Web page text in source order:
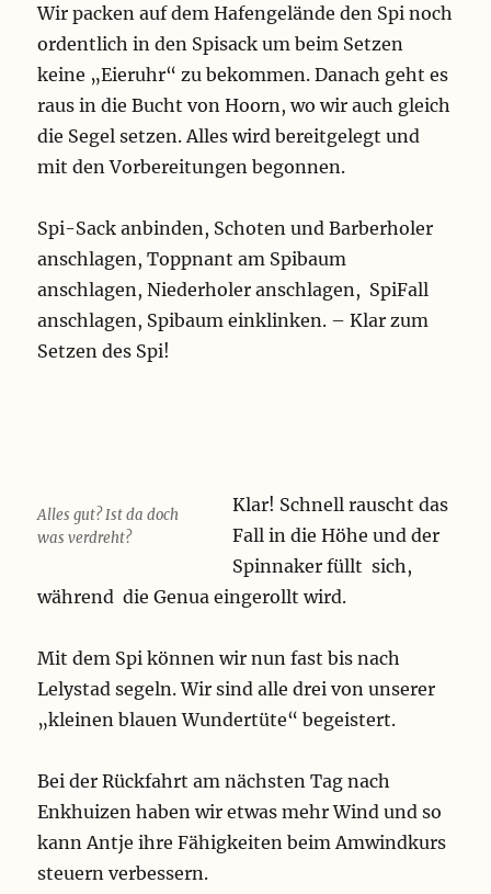
Wir packen auf dem Hafengelände den Spi noch
ordentlich in den Spisack um beim Setzen
keine „Eieruhr“ zu bekommen. Danach geht es
raus in die Bucht von Hoorn, wo wir auch gleich
die Segel setzen. Alles wird bereitgelegt und
mit den Vorbereitungen begonnen.
Spi-Sack anbinden, Schoten und Barberholer
anschlagen, Toppnant am Spibaum
anschlagen, Niederholer anschlagen, SpiFall
anschlagen, Spibaum einklinken. – Klar zum
Setzen des Spi!
Alles gut? Ist da doch
was verdreht?
Klar! Schnell rauscht das
Fall in die Höhe und der
Spinnaker füllt sich,
während die Genua eingerollt wird.
Mit dem Spi können wir nun fast bis nach
Lelystad segeln. Wir sind alle drei von unserer
„kleinen blauen Wundertüte“ begeistert.
Bei der Rückfahrt am nächsten Tag nach
Enkhuizen haben wir etwas mehr Wind und so
kann Antje ihre Fähigkeiten beim Amwindkurs
steuern verbessern.